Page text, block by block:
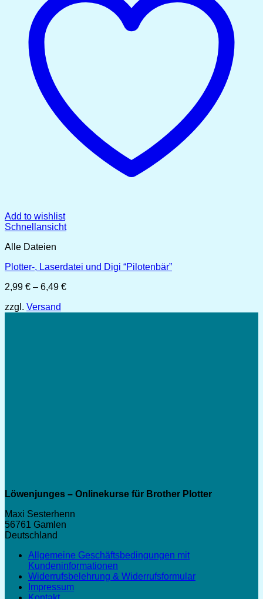
Add to wishlist
Schnellansicht
Alle Dateien
Plotter-, Laserdatei und Digi “Pilotenbär”
2,99 € – 6,49 €Preisspanne:
zzgl. Versand
Löwenjunges – Onlinekurse für Brother Plotter
Maxi Sesterhenn
56761 Gamlen
Deutschland
Allgemeine Geschäftsbedingungen mit
Kundeninformationen
Widerrufsbelehrung & Widerrufsformular
Impressum